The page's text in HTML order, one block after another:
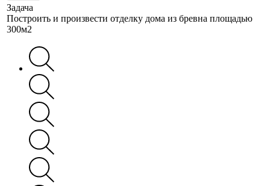
Задача
Построить и произвести отделку дома из бревна площадью
300м2